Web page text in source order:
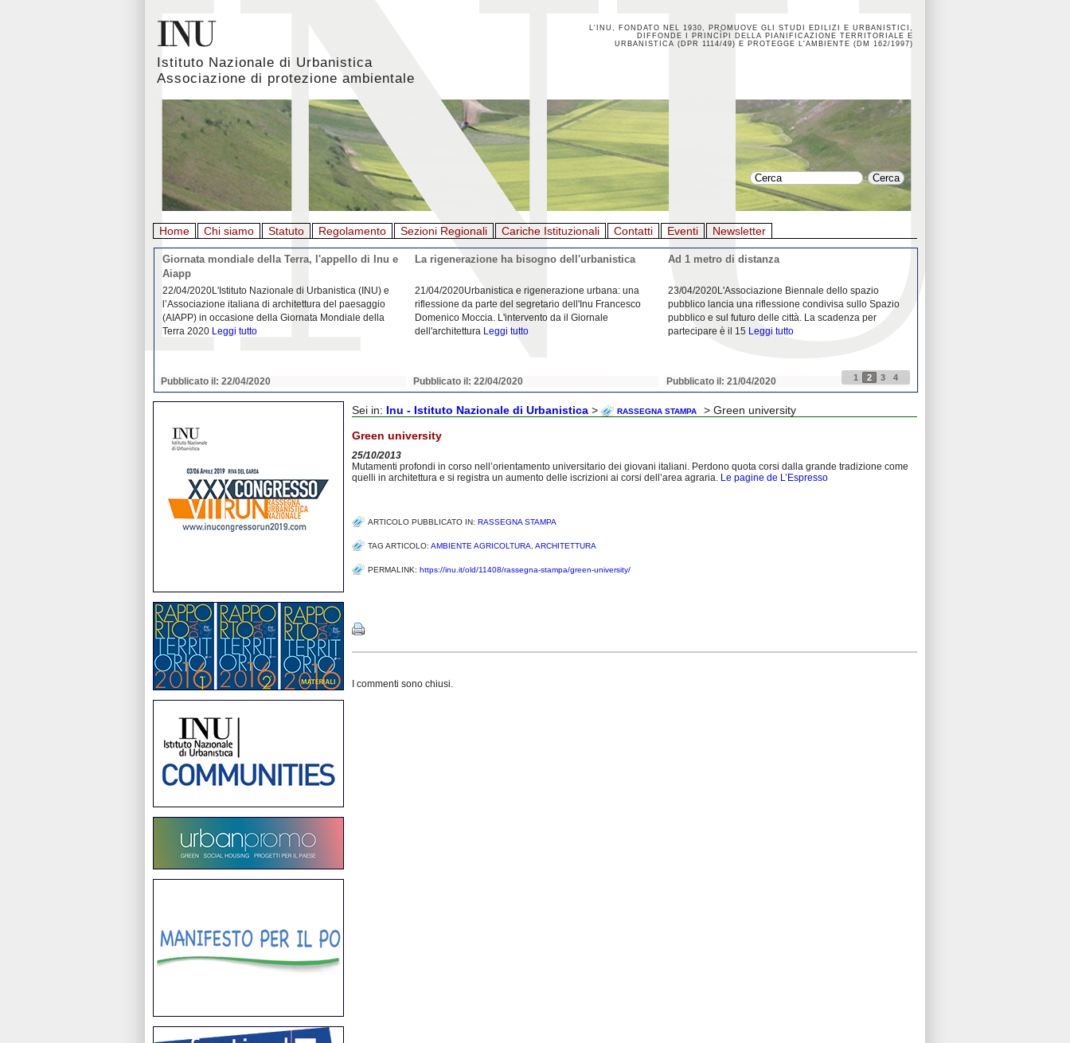
Istituto Nazionale di Urbanistica
Associazione di protezione ambientale
L'INU, FONDATO NEL 1930, PROMUOVE GLI STUDI EDILIZI E URBANISTICI,
DIFFONDE I PRINCÌPI DELLA PIANIFICAZIONE TERRITORIALE E
URBANISTICA (DPR 1114/49) E PROTEGGE L'AMBIENTE (DM 162/1997)
Home Chi siamo Statuto Regolamento Sezioni Regionali Cariche Istituzionali Contatti Eventi Newsletter
Giornata mondiale della Terra, l'appello di Inu e
Aiapp
22/04/2020L'Istituto Nazionale di Urbanistica (INU) e
l’Associazione italiana di architettura del paesaggio
(AIAPP) in occasione della Giornata Mondiale della
Terra 2020 Leggi tutto
Pubblicato il: 22/04/2020
La rigenerazione ha bisogno dell'urbanistica
21/04/2020Urbanistica e rigenerazione urbana: una
riflessione da parte del segretario dell'Inu Francesco
Domenico Moccia. L'intervento da il Giornale
dell'architettura Leggi tutto
Pubblicato il: 22/04/2020
Ad 1 metro di distanza
23/04/2020L'Associazione Biennale dello spazio
pubblico lancia una riflessione condivisa sullo Spazio
pubblico e sul futuro delle città. La scadenza per
partecipare è il 15 Leggi tutto
Pubblicato il: 21/04/2020 1 2 3 4
Sei in: Inu - Istituto Nazionale di Urbanistica > RASSEGNA STAMPA
> Green university
Green university
25/10/2013
Mutamenti profondi in corso nell’orientamento universitario dei giovani italiani. Perdono quota corsi dalla grande tradizione come
quelli in architettura e si registra un aumento delle iscrizioni ai corsi dell’area agraria. Le pagine de L’Espresso
ARTICOLO PUBBLICATO IN: RASSEGNA STAMPA
TAG ARTICOLO: AMBIENTE AGRICOLTURA ARCHITETTURA
PERMALINK: https://inu.it/old/11408/rassegna-stampa/green-university/
I commenti sono chiusi.